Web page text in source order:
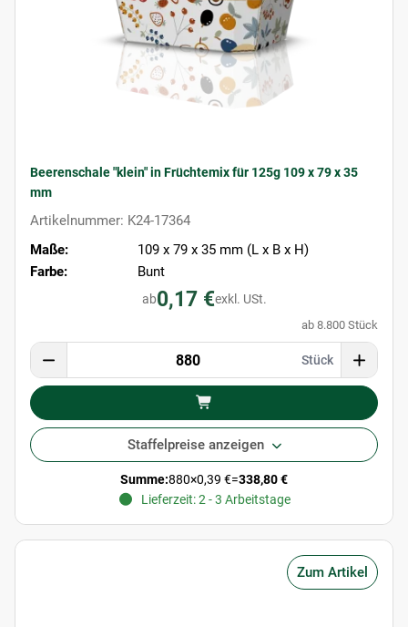
Beerenschale "klein" in Früchtemix für 125g 109 x 79 x 35
mm
Artikelnummer: K24-17364
Maße:
109 x 79 x 35 mm (L x B x H)
Farbe:
Bunt
ab0,17 €exkl. USt.
ab 8.800 Stück
Stück
Staffelpreise anzeigen
Summe:880×0,39 €=338,80 €
Lieferzeit: 2 - 3 Arbeitstage
Zum Artikel